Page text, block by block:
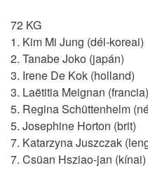
72 KG
1. Kim Mi Jung (dél-koreai)
2. Tanabe Joko (japán)
3. Irene De Kok (holland)
3. Laëtitia Meignan (francia)
5. Regina Schüttenhelm
5. Josephine Horton (brit)
7. Katarzyna Juszczak
7. Csüan Hsziao-jan (kínai)